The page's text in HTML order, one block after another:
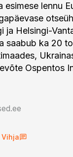
esimese lennu
ja Helsingi-
saabub ka 20
Ospentos
Vihja